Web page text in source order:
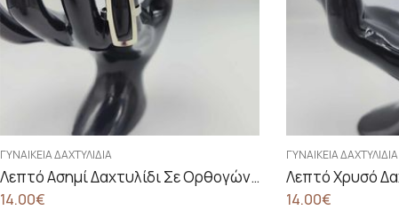
ΓΥΝΑΙΚΕΊΑ ΔΑΧΤΥΛΊΔΙΑ
Λεπτό Ασημί Δαχτυλίδι Σε Ορθογώνιο Σχήμα
14.00€
ΓΥΝΑΙΚΕΊΑ ΔΑΧΤΥΛΊΔΙΑ
14.00€